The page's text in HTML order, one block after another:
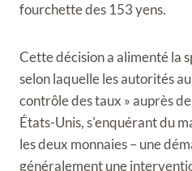
fourchette des 153 yens.
Cette décision a alimenté la
selon laquelle les autorités
contrôle des taux » auprès
États-Unis, s'enquérant du
les deux monnaies – une
généralement une